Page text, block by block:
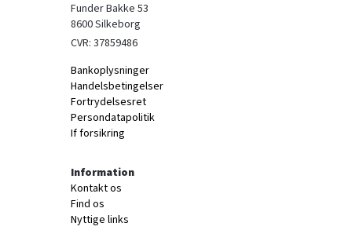
Funder Bakke 53
8600 Silkeborg
CVR: 37859486
Bankoplysninger
Handelsbetingelser
Fortrydelsesret
Persondatapolitik
If forsikring
Information
Kontakt os
Find os
Nyttige links